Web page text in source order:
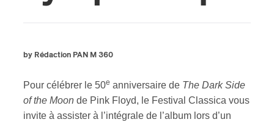
by Rédaction PAN M 360
Pour célébrer le 50e anniversaire de The Dark Side
of the Moon de Pink Floyd, le Festival Classica vous
invite à assister à l’intégrale de l’album lors d’un